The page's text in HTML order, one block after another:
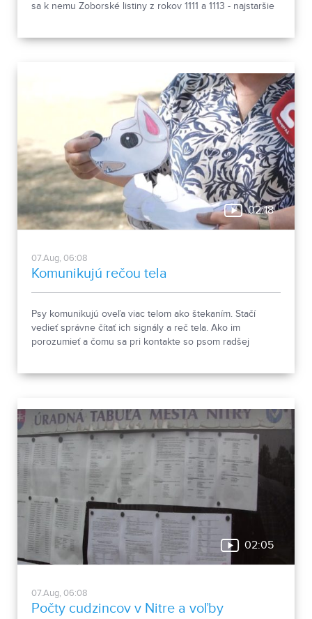
sa k nemu Zoborské listiny z rokov 1111 a 1113 - najstaršie
02:18
07.Aug, 06:08
Komunikujú rečou tela
Psy komunikujú oveľa viac telom ako štekaním. Stačí
vedieť správne čítať ich signály a reč tela. Ako im
porozumieť a čomu sa pri kontakte so psom radšej
02:05
07.Aug, 06:08
Počty cudzincov v Nitre a voľby